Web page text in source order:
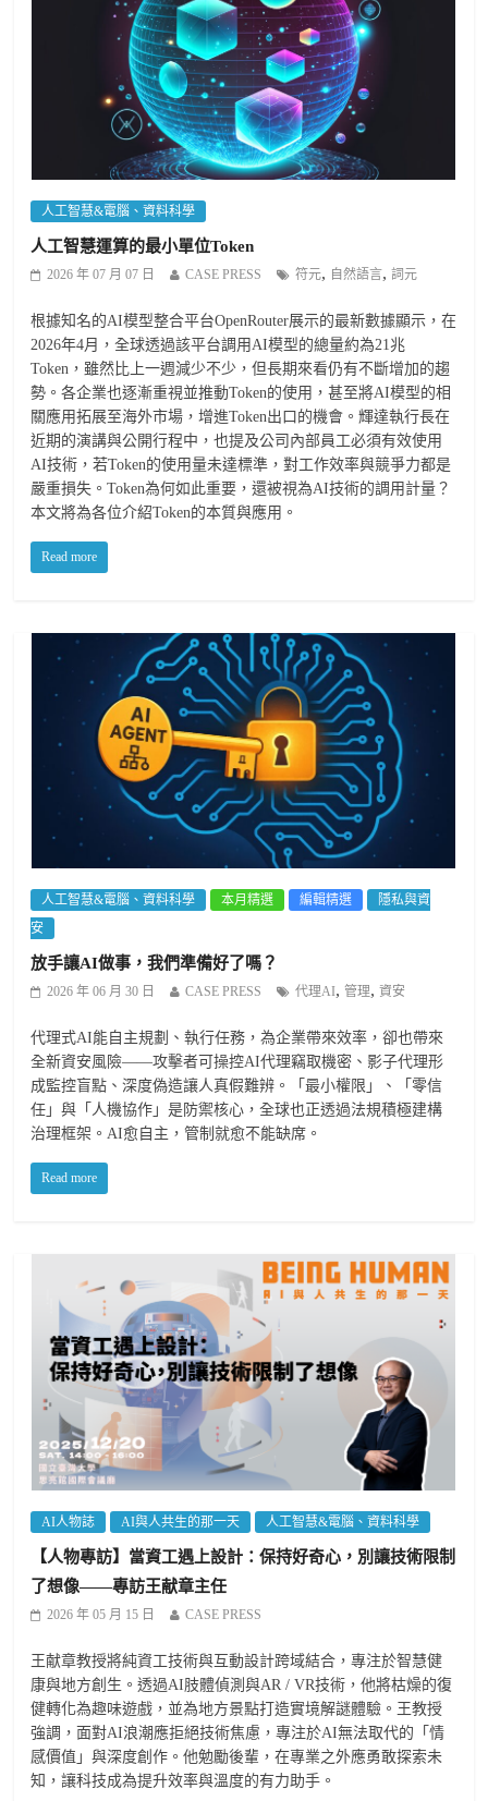
人工智慧&電腦、資料科學
人工智慧運算的最小單位Token
2026 年 07 月 07 日 CASE PRESS 符元, 自然語言,詞元
根據知名的AI模型整合平台OpenRouter展示的最新數據顯示，在
2026年4月，全球透過該平台調用AI模型的總量約為21兆
Token，雖然比上一週減少不少，但長期來看仍有不斷增加的趨
勢。各企業也逐漸重視並推動Token的使用，甚至將AI模型的相
關應用拓展至海外市場，增進Token出口的機會。輝達執行長在
近期的演講與公開行程中，也提及公司內部員工必須有效使用
AI技術，若Token的使用量未達標準，對工作效率與競爭力都是
嚴重損失。Token為何如此重要，還被視為AI技術的調用計量？
本文將為各位介紹Token的本質與應用。
Read more
人工智慧&電腦、資料科學 本月精選 編輯精選
隱私與資
安
放手讓AI做事，我們準備好了嗎？
2026 年 06 月 30 日 CASE PRESS 代理AI,管理,資安
代理式AI能自主規劃、執行任務，為企業帶來效率，卻也帶來
全新資安風險——攻擊者可操控AI代理竊取機密、影子代理形
成監控盲點、深度偽造讓人真假難辨。「最小權限」、「零信
任」與「人機協作」是防禦核心，全球也正透過法規積極建構
治理框架。AI愈自主，管制就愈不能缺席。
Read more
AI人物誌 AI與人共生的那一天 人工智慧&電腦、資料科學
【人物專訪】當資工遇上設計：保持好奇心，別讓技術限制
了想像——專訪王献章主任
2026 年 05 月 15 日 CASE PRESS
王献章教授將純資工技術與互動設計跨域結合，專注於智慧健
康與地方創生。透過AI肢體偵測與AR / VR技術，他將枯燥的復
健轉化為趣味遊戲，並為地方景點打造實境解謎體驗。王教授
強調，面對AI浪潮應拒絕技術焦慮，專注於AI無法取代的「情
感價值」與深度創作。他勉勵後輩，在專業之外應勇敢探索未
知，讓科技成為提升效率與溫度的有力助手。